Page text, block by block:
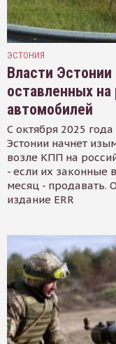
ЭСТОНИЯ
Власти
оставленных на
автомобилей
С октября 2025
Эстонии начнет
возле КПП на
- если их законные
месяц - продавать.
издание ERR